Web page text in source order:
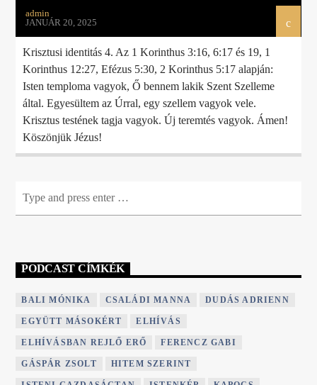
admin
JANUÁR 20, 2025
Krisztusi identitás 4. Az 1 Korinthus 3:16, 6:17 és 19, 1
Korinthus 12:27, Efézus 5:30, 2 Korinthus 5:17 alapján:
Isten temploma vagyok, Ő bennem lakik Szent Szelleme
által. Egyesültem az Úrral, egy szellem vagyok vele.
Krisztus testének tagja vagyok. Új teremtés vagyok. Ámen!
Köszönjük Jézus!
PODCAST CÍMKÉK
BALI MÓNIKA CSALÁDI MANNA DUDÁS ADRIENN
EGYÜTT MÁSOKÉRT ELHÍVÁS
ELHÍVÁSBAN REJLŐ ERŐ FERENCZ GABI
GÁSPÁR ZSOLT HITEM SZERINT